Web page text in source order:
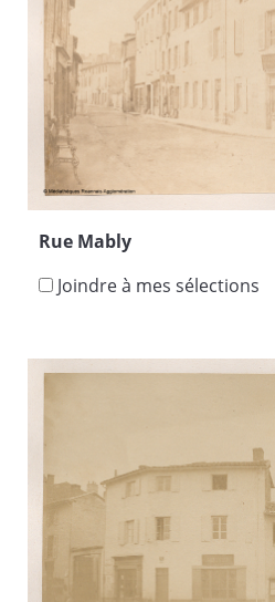
Rue Mably
Joindre à mes sélections